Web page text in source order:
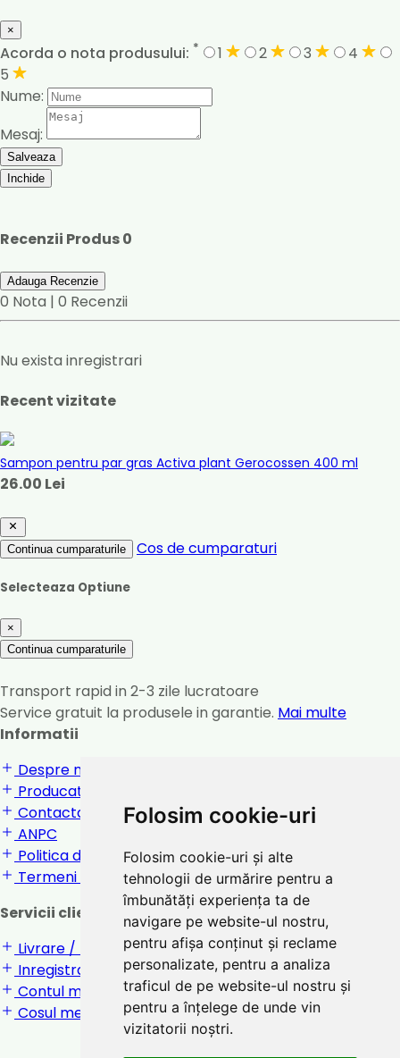
Folosim cookie-uri
Folosim cookie-uri și alte
tehnologii de urmărire pentru a
îmbunătăți experiența ta de
navigare pe website-ul nostru,
pentru afișa conținut și reclame
personalizate, pentru a analiza
traficul de pe website-ul nostru și
pentru a înțelege de unde vin
vizitatorii noștri.
×
Acorda o nota produsului: * 1 2 3
4
5
Nume:
Mesaj:
Salveaza
Inchide
Recenzii Produs0
Adauga Recenzie
0 Nota | 0 Recenzii
Nu exista inregistrari
Recent vizitate
Sampon pentru par gras Activa plant Gerocossen 400 ml
26.00 Lei
Continua cumparaturile Cos de cumparaturi
Selecteaza Optiune
×
Continua cumparaturile
Transport rapid in 2-3 zile lucratoare
Service gratuit la produsele in garantie. Mai multe
Informatii
Despre noi
Producatori
Contactati-ne
ANPC
Politica de confidentialitate
Termeni si conditii
Servicii clienti
Livrare / returnare
Inregistrare / Login
Contul meu
Cosul meu